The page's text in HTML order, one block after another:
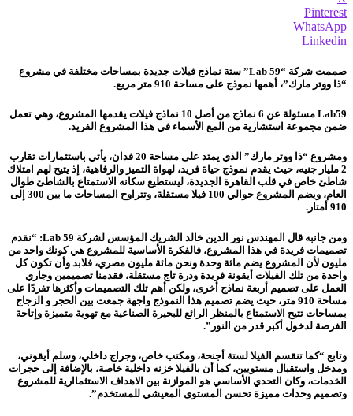
Pinterest
WhatsApp
Linkedin
صممت شركة “Lab 59” ستة نماذج فيلات جديدة بمساحات مختلفة في مشروع
“ذا ووتر مارك”، أهمها نموذج على مساحة 910 متر مربع.
Lab59 مسئولة عن 6 نماذج من أصل 10 نماذج فيلات يقدمها المشروع، وهي تعمل
ضمن مجموعة استشارية من المع الأسماء في هذا المشروع الفريد.
ومشروع “ذا ووتر مارك” الذي يمتد على مساحة 20 فدان، يأتي باستثمارات تقارب
2 مليار جنيه، حيث يقدم نموذج حياة فريد، لهواة التميز والرفاهية، إذ يتيح لهم امتلاك
شاطئ خاص في قلب القاهرة الجديدة، ليستطيع سكانه الاستمتاع بالشاطئ طوال
العام، ويضم المشروع حوالي 100 فيلا مستقلة، وتتراوح المساحات ما بين 300 إلى
910 أمتار.
ومن جانبه قال المهندس نور الدين خالد الشريك المؤسس لشركة Lab 59: “نقدم
تصميمات فريدة في هذا المشروع، فالفكرة الأساسية للمشروع هي كونك واحد من
مليون لأن المشروع يضم مائة وحدة ونحن مائة مليون مصري، فلابد وأن تكون كل
واحدة من تلك الفيلات أيقونة فريدة ودرة تاج مستقلة، فقدمنا تصميمين وجاري
العمل على تصميم أربعة نماذج أخرى، ولكن أهم تلك التصميمات وأكثرها تفردًا على
مساحة 910 متر، حيث يضم تصميم هذا النموذج واجهة جمعت بين الحجر و الزجاج
بمساحات تتيح الاستمتاع بالمنظر الرائع للبحيرة الصناعية مع تهوية متميزة وإتاحة
الفرصة لدخول أكبر قدر من النور”.
وتابع “كما تنقسم الفيلا لستة أجنحة، ومكتب خاص، وجراج داخلي، وسلم أيقوني،
ومدخل واستقبال مستويين، كما أن بالفيلا خزنه داخلية خاصة، بالإضافة إلى حجرات
الخدمات، وكان التحدي الأساسي هو الموازنة بين الاهداف الاستثماارية للمشروع
وتصميم وحدات مميزة تحسن المستوى المعيشي للمستخدم”.